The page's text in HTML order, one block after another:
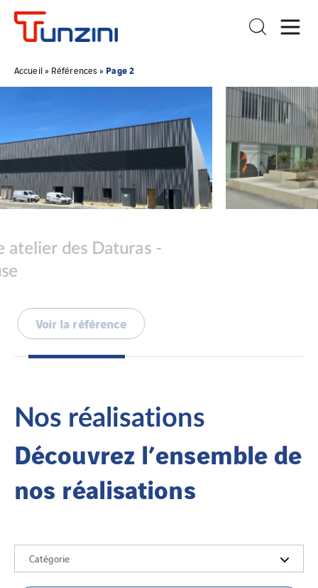
Accueil» Références» Page 2
Voir la référence
Nos réalisations
Découvrez l’ensemble de
nos réalisations
Catégorie